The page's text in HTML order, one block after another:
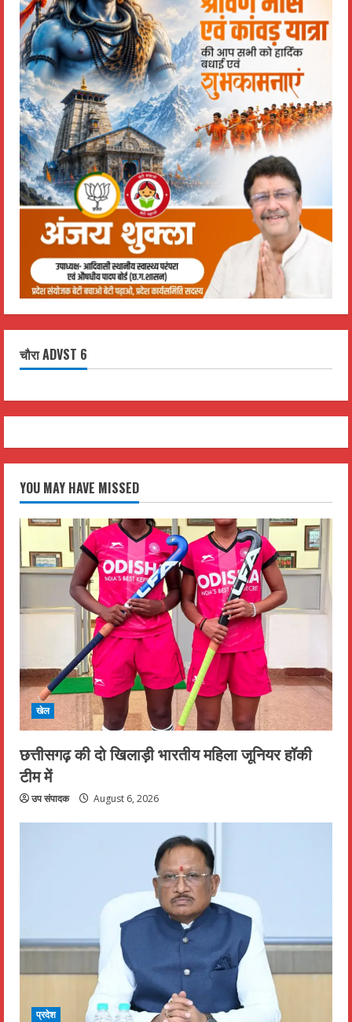
चौरा ADVST 6
YOU MAY HAVE MISSED
खेल
छत्तीसगढ़ की दो खिलाड़ी भारतीय महिला जूनियर हॉकी
टीम में
उप संपादक August 6, 2026
प्रदेश